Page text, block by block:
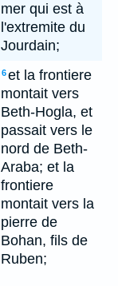
mer qui est à
l'extremite du
Jourdain;
6et la frontiere
montait vers
Beth-Hogla, et
passait vers le
nord de Beth-
Araba; et la
frontiere
montait vers la
pierre de
Bohan, fils de
Ruben;